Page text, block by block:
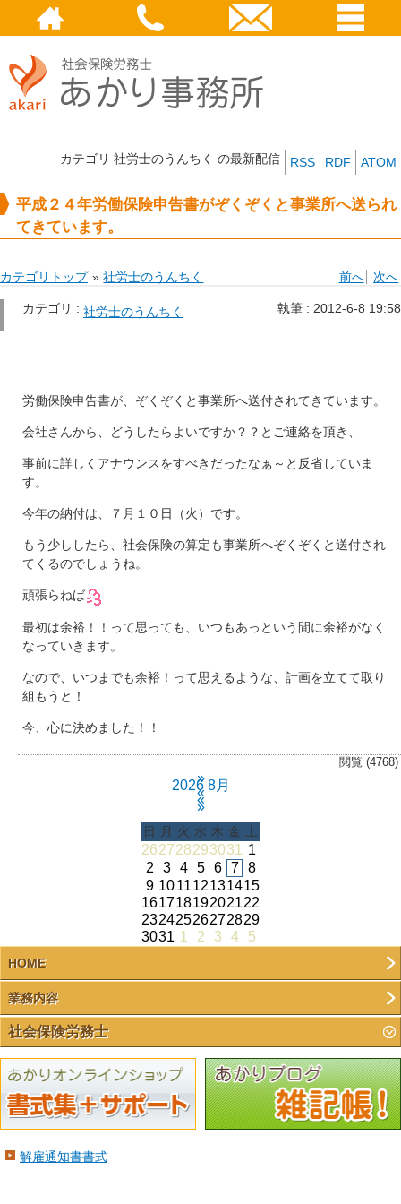
カテゴリ 社労士のうんちく の最新配信 RSS RDF ATOM
平成２４年労働保険申告書がぞくぞくと事業所へ送られ
てきています。
カテゴリトップ »社労士のうんちく 前へ 次へ
カテゴリ : 社労士のうんちく 執筆 : 2012-6-8 19:58
労働保険申告書が、ぞくぞくと事業所へ送付されてきています。
会社さんから、どうしたらよいですか？？とご連絡を頂き、
事前に詳しくアナウンスをすべきだったなぁ～と反省していま
す。
今年の納付は、７月１０日（火）です。
もう少ししたら、社会保険の算定も事業所へぞくぞくと送付され
てくるのでしょうね。
頑張らねば
最初は余裕！！って思っても、いつもあっという間に余裕がなく
なっていきます。
なので、いつまでも余裕！って思えるような、計画を立てて取り
組もうと！
今、心に決めました！！
閲覧 (4768)
«
«
2026 8月
»
»
日 月 火 水 木 金 土
262728293031
1
2
3 4 5 6 7
8
9 101112131415
16171819202122
23242526272829
3031 1 2 3 4 5
HOME
業務内容
社会保険労務士
解雇通知書書式